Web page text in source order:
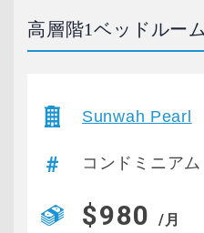
高層階1ベッドルーム
Sunwah Pearl
コンドミニアム
$980 /月